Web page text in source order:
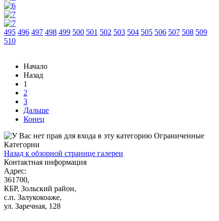
495 496 497 498 499 500 501 502 503 504 505 506 507 508 509
510
Начало
Назад
1
2
3
Дальше
Конец
Ограниченные
Категории
Назад к обзорной странице галереи
Контактная информация
Адрес:
361700,
КБР, Зольский район,
с.п. Залукокоаже,
ул. Заречная, 128